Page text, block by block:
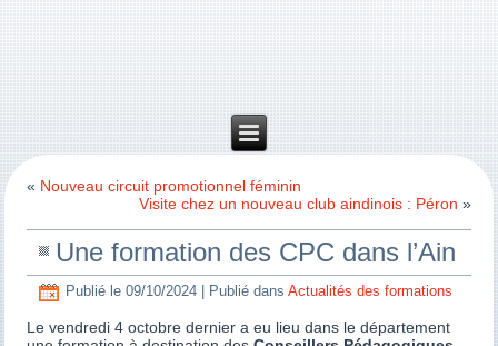
« Nouveau circuit promotionnel féminin
Visite chez un nouveau club aindinois : Péron »
Une formation des CPC dans l’Ain
Publié le 09/10/2024 Publié dans Actualités des formations
Le vendredi 4 octobre dernier a eu lieu dans le département